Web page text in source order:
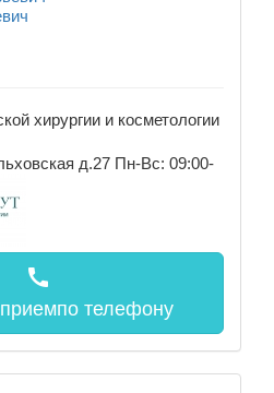
хирургии и косметологии
д.27 Пн-Вс: 09:00-
call
по телефону